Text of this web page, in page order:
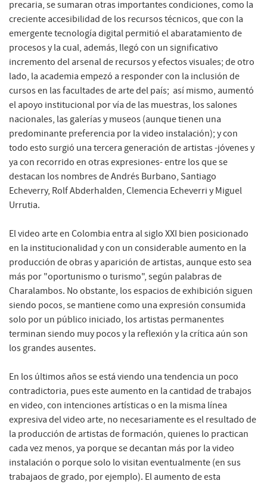
precaria, se sumaran otras importantes condiciones, como la
creciente accesibilidad de los recursos técnicos, que con la
emergente tecnología digital permitió el abaratamiento de
procesos y la cual, además, llegó con un significativo
incremento del arsenal de recursos y efectos visuales; de otro
lado, la academia empezó a responder con la inclusión de
cursos en las facultades de arte del país; así mismo, aumentó
el apoyo institucional por vía de las muestras, los salones
nacionales, las galerías y museos (aunque tienen una
predominante preferencia por la video instalación); y con
todo esto surgió una tercera generación de artistas -jóvenes y
ya con recorrido en otras expresiones- entre los que se
destacan los nombres de Andrés Burbano, Santiago
Echeverry, Rolf Abderhalden, Clemencia Echeverri y Miguel
Urrutia.
El video arte en Colombia entra al siglo XXI bien posicionado
en la institucionalidad y con un considerable aumento en la
producción de obras y aparición de artistas, aunque esto sea
más por "oportunismo o turismo", según palabras de
Charalambos. No obstante, los espacios de exhibición siguen
siendo pocos, se mantiene como una expresión consumida
solo por un público iniciado, los artistas permanentes
terminan siendo muy pocos y la reflexión y la crítica aún son
los grandes ausentes.
En los últimos años se está viendo una tendencia un poco
contradictoria, pues este aumento en la cantidad de trabajos
en video, con intenciones artísticas o en la misma línea
expresiva del video arte, no necesariamente es el resultado de
la producción de artistas de formación, quienes lo practican
cada vez menos, ya porque se decantan más por la video
instalación o porque solo lo visitan eventualmente (en sus
trabajaos de grado, por ejemplo). El aumento de esta